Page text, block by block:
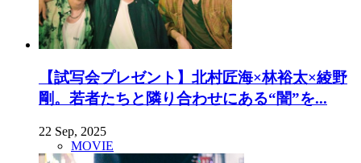
【試写会プレゼント】北村匠海×林裕太×綾野
剛。若者たちと隣り合わせにある“闇”を...
22 Sep, 2025
MOVIE